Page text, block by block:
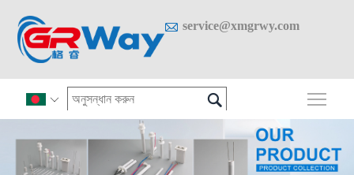
 service@xmgrwy.com
 